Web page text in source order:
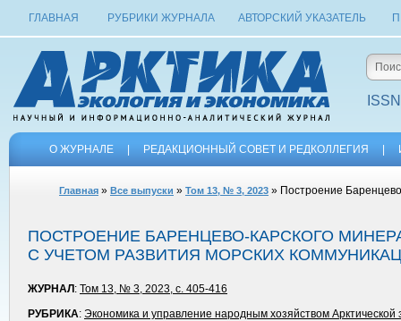
ГЛАВНАЯ РУБРИКИ ЖУРНАЛА АВТОРСКИЙ УКАЗАТЕЛЬ
О ЖУРНАЛЕ РЕДАКЦИОННЫЙ СОВЕТ И РЕДКОЛЛЕГИЯ
Главная » Все выпуски » Том 13, № 3, 2023 » Построение
ПОСТРОЕНИЕ БАРЕНЦЕВО-КАРСКОГО
С УЧЕТОМ РАЗВИТИЯ МОРСКИХ
ЖУРНАЛ : Том 13, № 3, 2023, с. 405-416
РУБРИКА: Экономика и управление народным хозяйством Арктической